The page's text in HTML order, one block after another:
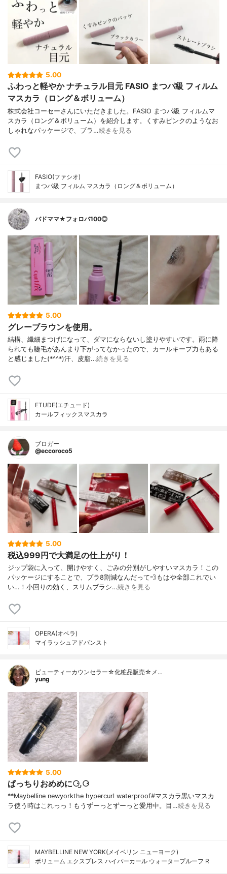
5.00
ふわっと軽やか ナチュラル目元 FASIO まつパ級 フィルム
マスカラ（ロング＆ボリューム）
株式会社コーセーさんにいただきました。FASIO まつパ級 フィルムマ
スカラ（ロング＆ボリューム）を紹介します。くすみピンクのようなお
しゃれなパッケージで、ブラ…続きを見る
FASIO(ファシオ)
まつパ級 フィルム マスカラ（ロング＆ボリューム）
バドママ★フォロバ100◎
5.00
グレーブラウンを使用。
結構、繊細まつげになって、ダマにならないし塗りやすいです。雨に降
られても睫毛があんまり下がってなかったので、カールキープ力もある
と感じました(*^^*)汗、皮脂…続きを見る
ETUDE(エチュード)
カールフィックスマスカラ
ブロガー
@eccoroco5
5.00
税込999円で大満足の仕上がり！
ジップ袋に入って、開けやすく、ごみの分別がしやすいマスカラ！この
パッケージにすることで、プラ8割減なんだって💨もはや全部これでい
い…！小回りの効く、スリムブラシ…続きを見る
OPERA(オペラ)
マイラッシュアドバンスト
ビューティーカウンセラー☆化粧品販売☆メ…
yung
5.00
ぱっちりおめめに⚆.̮⚆
**Maybelline newyorkthe hypercurl waterproof#マスカラ⁡黒いマスカ
ラ使う時はこれっっ！もうずーっとずーっと愛用中。目…続きを見る
MAYBELLINE NEW YORK(メイベリン ニューヨーク)
ボリューム エクスプレス ハイパーカール ウォータープルーフ R